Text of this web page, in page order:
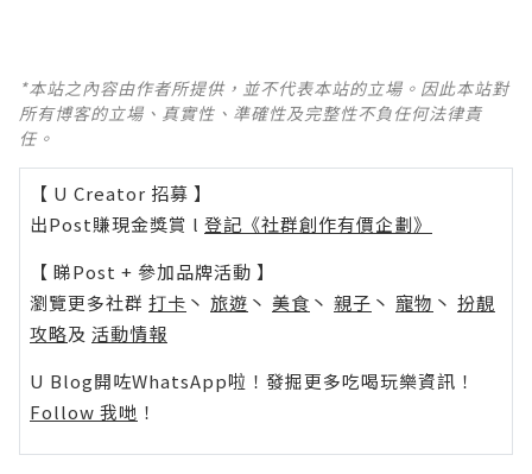
*本站之內容由作者所提供，並不代表本站的立場。因此本站對
所有博客的立場、真實性、準確性及完整性不負任何法律責
任。
【 U Creator 招募 】
出Post賺現金獎賞 l 登記《社群創作有價企劃》
【 睇Post + 參加品牌活動 】
瀏覽更多社群 打卡 丶 旅遊 丶 美食 丶 親子 丶 寵物 丶 扮靚
攻略及 活動情報
U Blog開咗WhatsApp啦！發掘更多吃喝玩樂資訊！
Follow 我哋 ！